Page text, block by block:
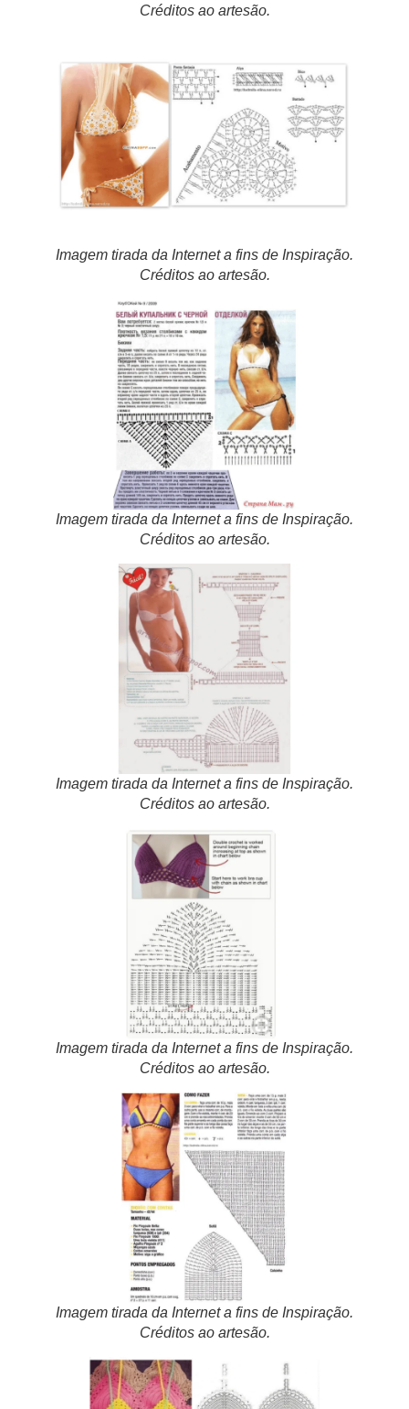
Créditos ao artesão.
Imagem tirada da Internet a fins de Inspiração.
Créditos ao artesão.
Imagem tirada da Internet a fins de Inspiração.
Créditos ao artesão.
Imagem tirada da Internet a fins de Inspiração.
Créditos ao artesão.
Imagem tirada da Internet a fins de Inspiração.
Créditos ao artesão.
Imagem tirada da Internet a fins de Inspiração.
Créditos ao artesão.